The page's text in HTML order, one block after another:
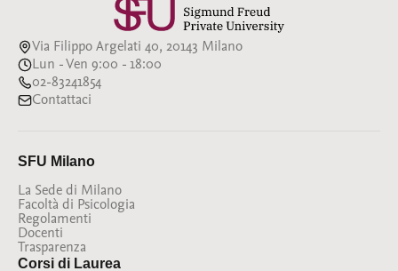
Via Filippo Argelati 40, 20143 Milano
Lun - Ven 9:00 - 18:00
02-83241854
Contattaci
SFU Milano
La Sede di Milano
Facoltà di Psicologia
Regolamenti
Docenti
Trasparenza
Corsi di Laurea